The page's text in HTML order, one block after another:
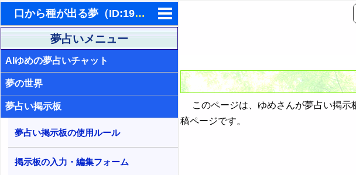
口から種が出る夢（ID:1965）- 夢占い掲示板
東洋・西洋占星術
ホラリー占星術
手相占いで未来診断
タロットカードで無料占い
命名の姓名判断
飛星派風水で住宅開運
夢占いメニュー
AIゆめの夢占いチャット
夢の世界
夢占い掲示板
夢占い掲示板の使用ルール
掲示板の入力・編集フォーム
このページは、ゆめさんが夢占い掲示
稿ページです。